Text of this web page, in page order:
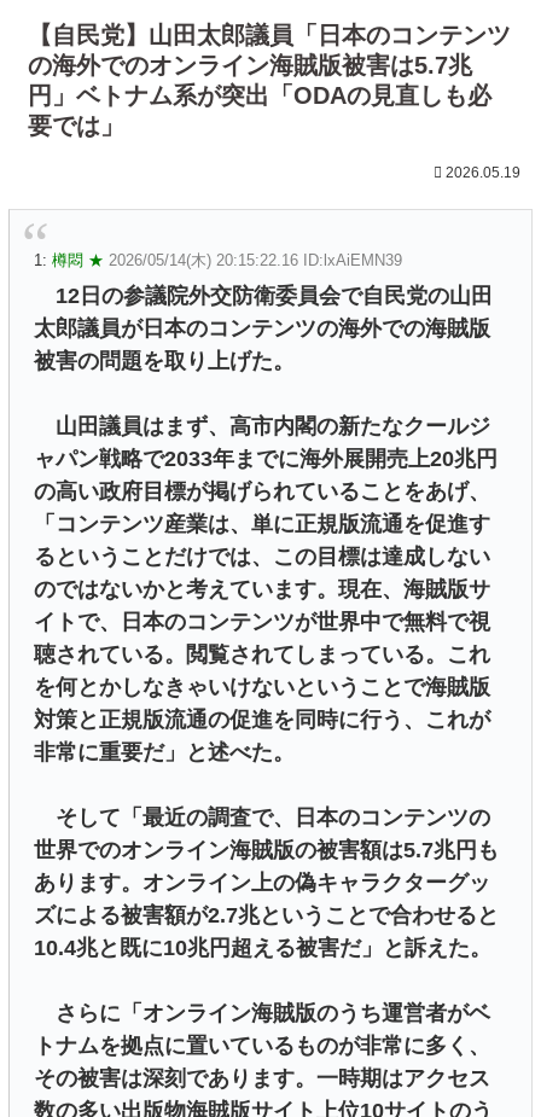
【自民党】山田太郎議員「日本のコンテンツ
の海外でのオンライン海賊版被害は5.7兆
円」ベトナム系が突出「ODAの見直しも必
要では」
2026.05.19
1: 樽悶 ★ 2026/05/14(木) 20:15:22.16 ID:lxAiEMN39
12日の参議院外交防衛委員会で自民党の山田
太郎議員が日本のコンテンツの海外での海賊版
被害の問題を取り上げた。
山田議員はまず、高市内閣の新たなクールジ
ャパン戦略で2033年までに海外展開売上20兆円
の高い政府目標が掲げられていることをあげ、
「コンテンツ産業は、単に正規版流通を促進す
るということだけでは、この目標は達成しない
のではないかと考えています。現在、海賊版サ
イトで、日本のコンテンツが世界中で無料で視
聴されている。閲覧されてしまっている。これ
を何とかしなきゃいけないということで海賊版
対策と正規版流通の促進を同時に行う、これが
非常に重要だ」と述べた。
そして「最近の調査で、日本のコンテンツの
世界でのオンライン海賊版の被害額は5.7兆円も
あります。オンライン上の偽キャラクターグッ
ズによる被害額が2.7兆ということで合わせると
10.4兆と既に10兆円超える被害だ」と訴えた。
さらに「オンライン海賊版のうち運営者がベ
トナムを拠点に置いているものが非常に多く、
その被害は深刻であります。一時期はアクセス
数の多い出版物海賊版サイト上位10サイトのう